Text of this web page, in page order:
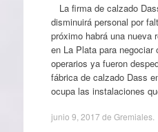
La firma de calzado
disminuirá personal por
próximo habrá una nueva
en La Plata para negociar
operarios ya fueron
fábrica de calzado Dass
ocupa las instalaciones
junio 9, 2017 de Gremiales.